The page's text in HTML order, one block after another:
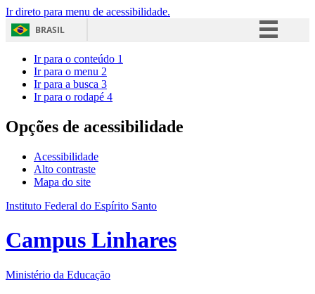
Ir direto para menu de acessibilidade.
BRASIL
Acesso à informação
Ir para o conteúdo 1
Ir para o menu 2
Ir para a busca 3
Ir para o rodapé 4
Opções de acessibilidade
Acessibilidade
Alto contraste
Mapa do site
Instituto Federal do Espírito Santo
Campus Linhares
Ministério da Educação